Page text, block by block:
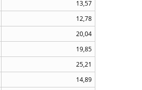
13,57
12,78
20,04
19,85
25,21
14,89